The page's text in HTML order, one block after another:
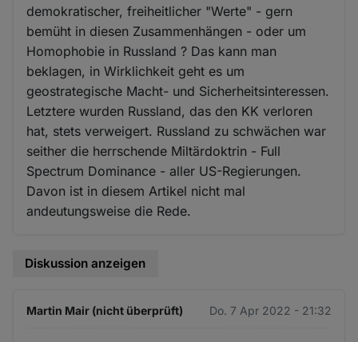
demokratischer, freiheitlicher "Werte" - gern
bemüht in diesen Zusammenhängen - oder um
Homophobie in Russland ? Das kann man
beklagen, in Wirklichkeit geht es um
geostrategische Macht- und Sicherheitsinteressen.
Letztere wurden Russland, das den KK verloren
hat, stets verweigert. Russland zu schwächen war
seither die herrschende Miltärdoktrin - Full
Spectrum Dominance - aller US-Regierungen.
Davon ist in diesem Artikel nicht mal
andeutungsweise die Rede.
Diskussion anzeigen
Martin Mair (nicht überprüft) Do. 7 Apr 2022 - 21:32